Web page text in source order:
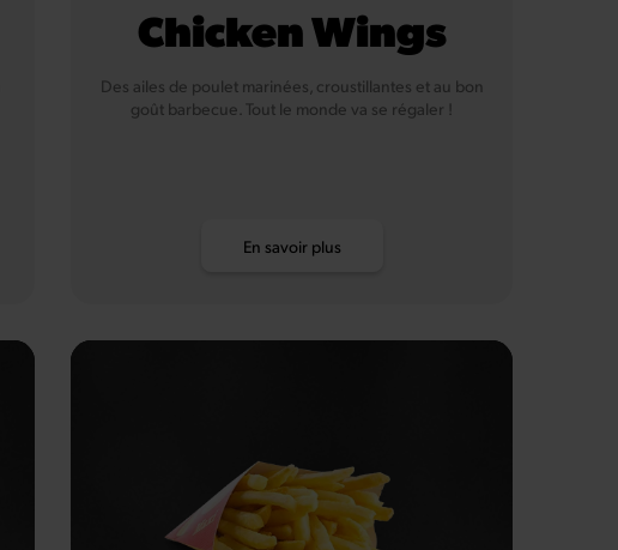
Chicken Wings
Des ailes de poulet marinées, croustillantes et au bon
goût barbecue. Tout le monde va se régaler !
En savoir plus